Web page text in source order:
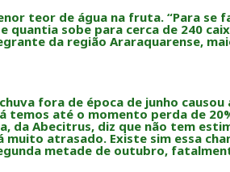
teor de água na fruta. “Para se
quantia sobe para cerca de 240
da região Araraquarense,
fora de época de junho
temos até o momento perda de
da Abecitrus, diz que não tem
atrasado. Existe sim essa
metade de outubro,